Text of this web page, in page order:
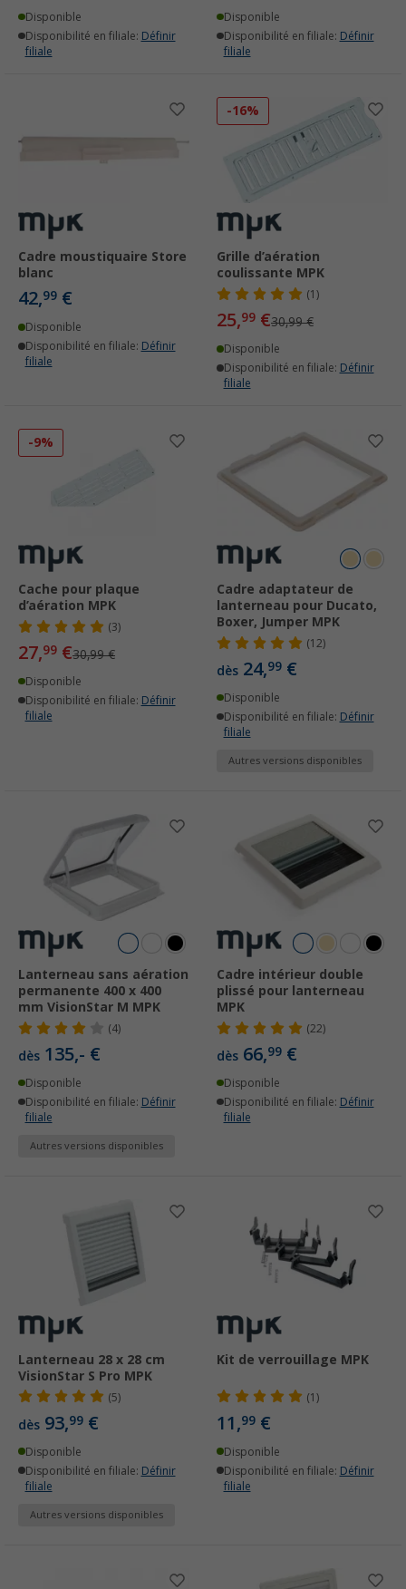
Disponible
Disponibilité en filiale: Définir
filiale
Disponible
Disponibilité en filiale: Définir
filiale
Cadre moustiquaire Store
blanc
42,99 €
Disponible
Disponibilité en filiale: Définir
filiale
-16%
Grille d’aération
coulissante MPK
(1)
25,99 €30,99 €
Disponible
Disponibilité en filiale: Définir
filiale
-9%
Cache pour plaque
d’aération MPK
(3)
27,99 €30,99 €
Disponible
Disponibilité en filiale: Définir
filiale
Cadre adaptateur de
lanterneau pour Ducato,
Boxer, Jumper MPK
(12)
dès 24,99 €
Disponible
Disponibilité en filiale: Définir
filiale
Autres versions disponibles
Lanterneau sans aération
permanente 400 x 400
mm VisionStar M MPK
(4)
dès 135,- €
Disponible
Disponibilité en filiale: Définir
filiale
Autres versions disponibles
Cadre intérieur double
plissé pour lanterneau
MPK
(22)
dès 66,99 €
Disponible
Disponibilité en filiale: Définir
filiale
Lanterneau 28 x 28 cm
VisionStar S Pro MPK
(5)
dès 93,99 €
Disponible
Disponibilité en filiale: Définir
filiale
Autres versions disponibles
Kit de verrouillage MPK
(1)
11,99 €
Disponible
Disponibilité en filiale: Définir
filiale